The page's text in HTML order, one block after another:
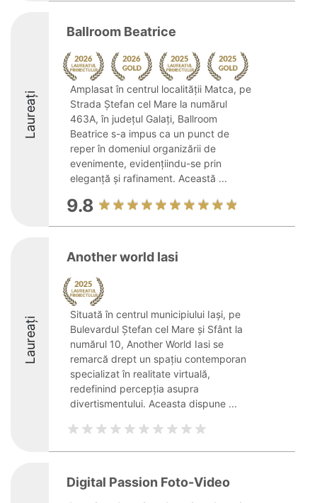
Laureați
Ballroom Beatrice
Amplasat în centrul localității Matca, pe
Strada Ștefan cel Mare la numărul
463A, în județul Galați, Ballroom
Beatrice s-a impus ca un punct de
reper în domeniul organizării de
evenimente, evidențiindu-se prin
eleganță și rafinament. Această ...
9.8
Laureați
Another world Iasi
Situată în centrul municipiului Iași, pe
Bulevardul Ștefan cel Mare și Sfânt la
numărul 10, Another World Iasi se
remarcă drept un spațiu contemporan
specializat în realitate virtuală,
redefinind percepția asupra
divertismentului. Aceasta dispune ...
Digital Passion Foto-Video